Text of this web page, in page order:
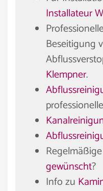
Installateur
Beseitigung
Klempner.
Regelmäßige
gewünscht?
Info zu